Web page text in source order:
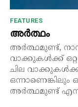
FEATURES
അർത്ഥം
അർത്ഥമുണ്ട്,
വാക്കുകൾക്ക്
ചില
ഒന്നാണെങ്കിലും
അർത്ഥമുണ്ട്